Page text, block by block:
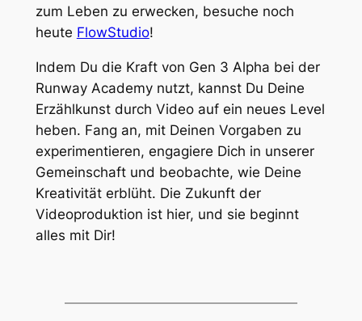
zum Leben zu erwecken, besuche noch
heute FlowStudio!
Indem Du die Kraft von Gen 3 Alpha bei der
Runway Academy nutzt, kannst Du Deine
Erzählkunst durch Video auf ein neues Level
heben. Fang an, mit Deinen Vorgaben zu
experimentieren, engagiere Dich in unserer
Gemeinschaft und beobachte, wie Deine
Kreativität erblüht. Die Zukunft der
Videoproduktion ist hier, und sie beginnt
alles mit Dir!